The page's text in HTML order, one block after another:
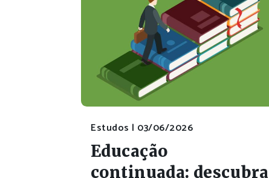
Estudos | 03/06/2026
Educação
continuada: descubra